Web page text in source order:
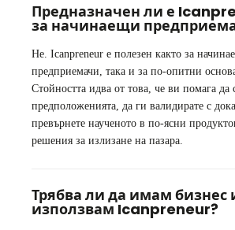
Предназначен ли е
за начинаещи
Не. Icanpreneur е полезен както за
предприемачи, така и за по-опитни
Стойността идва от това, че ви помага да
предположенията, да ги валидирате с
превърнете наученото в по-ясни
решения за излизане на пазара.
Трябва ли да имам бизнес
използвам Icanpreneur?